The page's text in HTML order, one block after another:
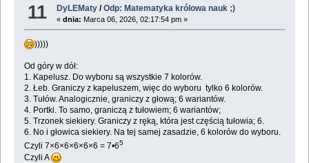
11 DyLEMaty /Odp: Matematyka królowa nauk ;)
«dnia: Marca 06, 2026, 02:17:54 pm »
)))))
Od góry w dół:
1. Kapelusz. Do wyboru są wszystkie 7 kolorów.
2. Łeb. Graniczy z kapeluszem, więc do wyboru tylko 6 kolorów.
3. Tułów. Analogicznie, graniczy z głową; 6 wariantów.
4. Portki. To samo, graniczą z tułowiem; 6 wariantów;
5. Trzonek siekiery. Graniczy z ręką, która jest częścią tułowia; 6.
6. No i głowica siekiery. Na tej samej zasadzie, 6 kolorów do wyboru.
Czyli 7×6×6×6×6×6 = 7•65
Czyli A